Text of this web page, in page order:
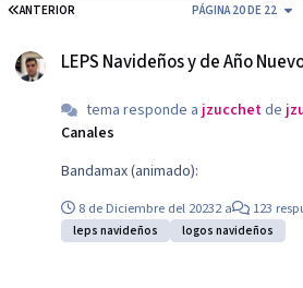
PRIMERA PÁGINA
ANTERIOR PÁGINA 20 DE 22
LEPS Navideños y de Año
tema responde ajzucchetde
Canales
Bandamax (animado):
8 de Diciembre del 20232 a 123
leps navideños logos navideños